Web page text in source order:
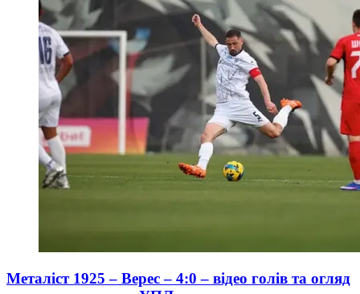
Металіст 1925 – Верес – 4:0 – відео голів та огляд